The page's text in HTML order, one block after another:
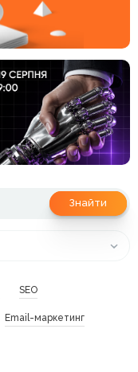
Знайти
SEO
Email-маркетинг